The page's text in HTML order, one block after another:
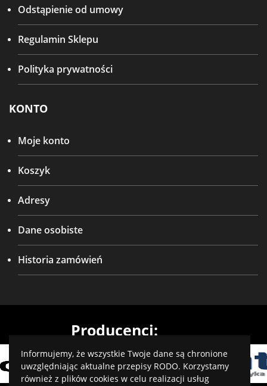
Odstąpienie od umowy
Regulamin Sklepu
Polityka prywatności
KONTO
Moje konto
Koszyk
Adresy
Dane osobiste
Historia zamówień
Producenci:
Informujemy, że wszystkie Twoje dane są chronione
uwzględniając aktualne przepisy RODO. Korzystamy
również z plików cookies w celu realizacji usług